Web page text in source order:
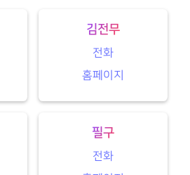
김전무
전화
홈페이지
필구
전화